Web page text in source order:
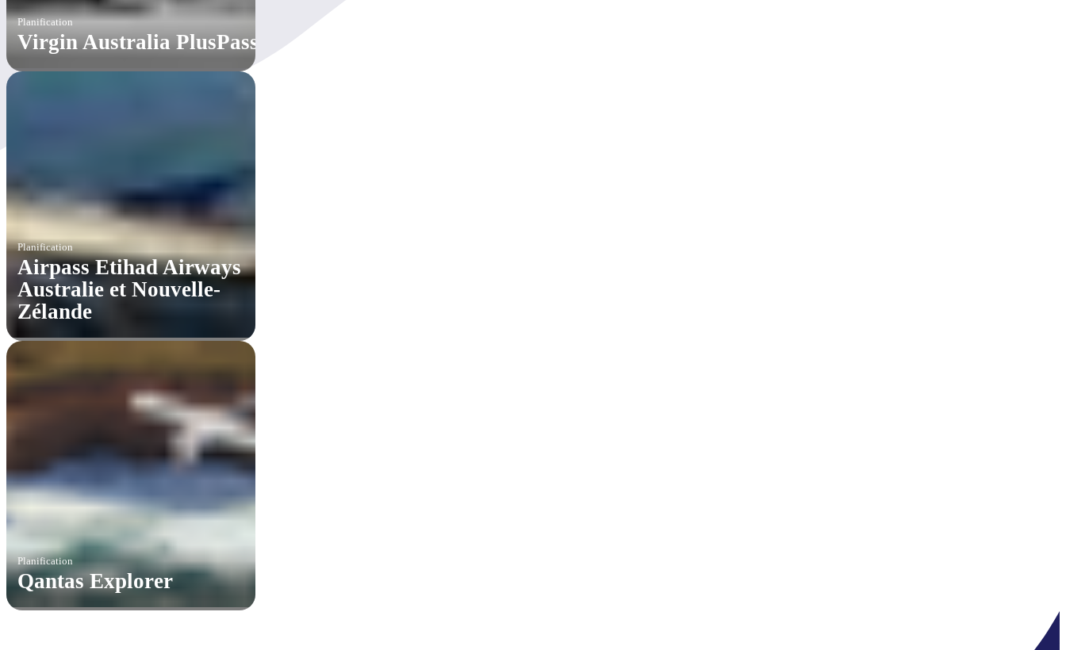
Planification
Virgin Australia PlusPass
Planification
Airpass Etihad Airways
Australie et Nouvelle-
Zélande
Planification
Qantas Explorer